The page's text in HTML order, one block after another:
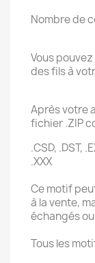
Nombre de
Vous
des fils à
Après votre
fichier .ZIP
.CSD, .DST,
.XXX
Ce motif
à la vente,
échangés
Tous les